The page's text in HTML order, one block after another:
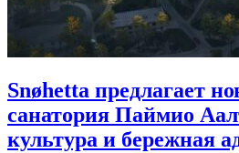
Snøhetta предлагает
санатория Паймио
культура и бережная